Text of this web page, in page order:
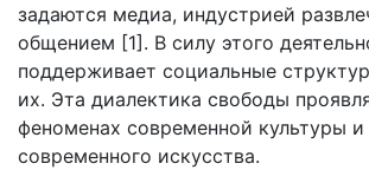
задаются медиа, индустрией
общением [1]. В силу этого
поддерживает социальные
их. Эта диалектика свободы
феноменах современной культуры
современного искусства.